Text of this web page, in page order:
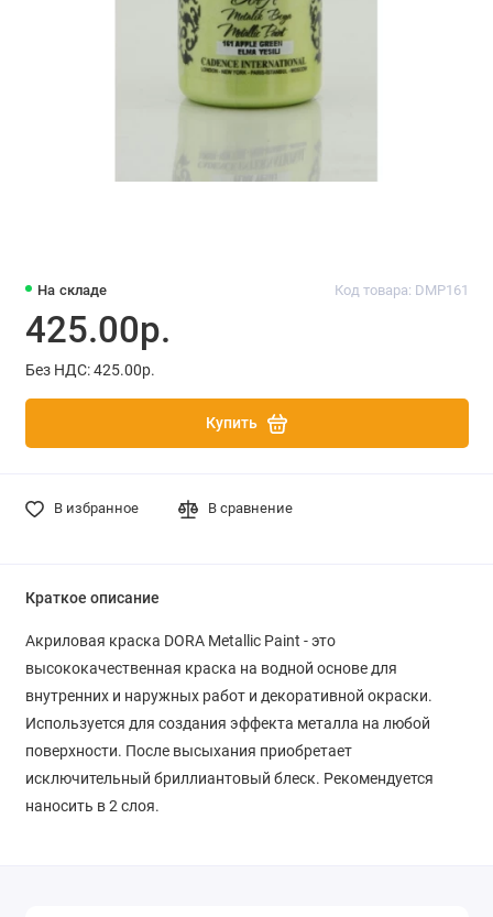
На складе Код товара: DMP161
425.00р.
Без НДС: 425.00р.
Купить
В избранное В сравнение
Краткое описание
Акриловая краска DORA Metallic Paint - это
высококачественная краска на водной основе для
внутренних и наружных работ и декоративной окраски.
Используется для создания эффекта металла на любой
поверхности. После высыхания приобретает
исключительный бриллиантовый блеск. Рекомендуется
наносить в 2 слоя.